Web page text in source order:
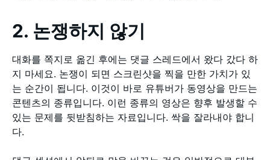
2. 논쟁하지 않기
대화를 쪽지로 옮긴 후에는 댓글 스레드에서 왔다 갔다 하
지 마세요. 논쟁이 되면 스크린샷을 찍을 만한 가치가 있
는 순간이 됩니다. 이것이 바로 유튜버가 동영상을 만드는
콘텐츠의 종류입니다. 이런 종류의 영상은 향후 발생할 수
있는 문제를 뒷받침하는 자료입니다. 싹을 잘라내야 합니
다.